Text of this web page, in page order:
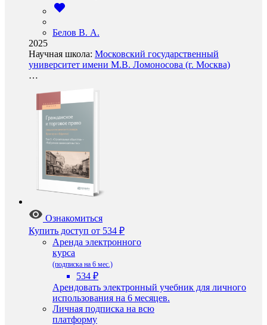
Белов В. А.
2025
Научная школа: Московский государственный
университет имени М.В. Ломоносова (г. Москва)
…
Ознакомиться
Купить доступ от 534 ₽
Аренда электронного
курса
(подписка на 6 мес.)
534 ₽
Арендовать электронный учебник для личного
использования на 6 месяцев.
Личная подписка на всю
платформу